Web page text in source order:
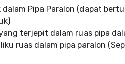
Pipa Paralon (dapat
terjepit dalam ruas pipa
ruas dalam pipa paralon